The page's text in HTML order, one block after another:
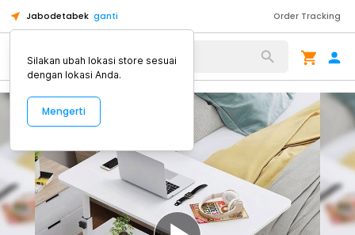
Jabodetabek ganti Order Tracking
Alat Kopi
Silakan ubah lokasi store sesuai
dengan lokasi Anda.
Mengerti